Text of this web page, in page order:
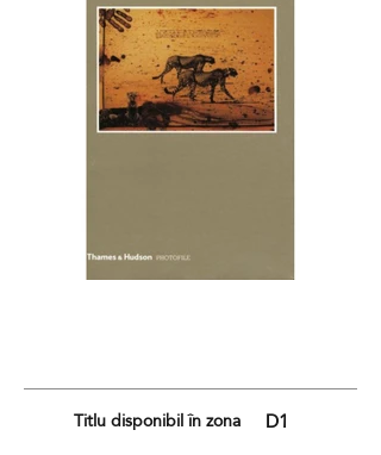
Titlu disponibil în zona D1